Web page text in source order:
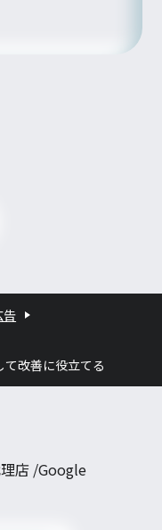
告
改善に役立てる
店 /Google